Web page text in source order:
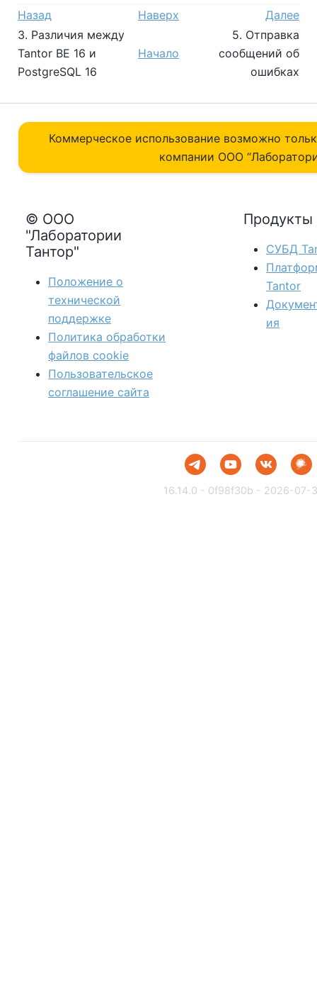
Назад Наверх
Далее
3. Различия между
Tantor BE 16 и
PostgreSQL 16
Начало
5. Отправка
сообщений об
ошибках
Коммерческое использование возможно
компании ОOO
© ООО
"Лаборатории
Тантор"
Положение о
технической
поддержке
Политика обработки
файлов сookie
Пользовательское
соглашение сайта
Продукты
СУБД
Tantor
ия
16.14.0 - 0f98f30b - 2026-07-